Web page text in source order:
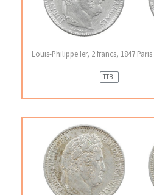
Louis-Philippe Ier, 2 francs, 1847 Paris
TTB+